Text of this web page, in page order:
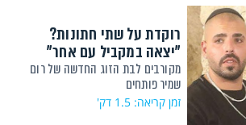
רוקדת על שתי חתונות?
"יצאה במקביל עם אחר"
מקורבים לבת הזוג החדשה של רום
שמיר פותחים
זמן קריאה: 1.5 דק'